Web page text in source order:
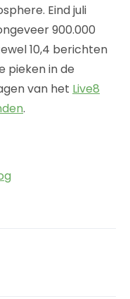
Eind juli
900.000
10,4 berichten
pieken in de
van het Live8
.